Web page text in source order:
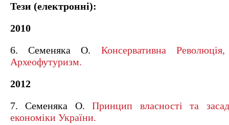
Тези (електронні):
2010
6. Семеняка О. Консервативна
Археофутуризм.
2012
7. Семеняка О.Принцип власності та
економіки України.